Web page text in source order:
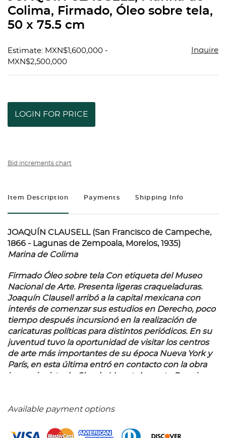
Colima, Firmado, Óleo sobre tela,
50 x 75.5 cm
Estimate: MXN$1,600,000 -
MXN$2,500,000
Inquire
LOGIN FOR PRICE
Bid increments chart
Item Description Payments Shipping Info
JOAQUÍN CLAUSELL (San Francisco de Campeche,
1866 - Lagunas de Zempoala, Morelos, 1935)
Marina de Colima
Firmado Óleo sobre tela Con etiqueta del Museo
Nacional de Arte. Presenta ligeras craqueladuras.
Joaquín Clausell arribó a la capital mexicana con
interés de comenzar sus estudios en Derecho, poco
tiempo después incursionó en la realización de
caricaturas políticas para distintos periódicos. En su
juventud tuvo la oportunidad de visitar los centros
de arte más importantes de su época Nueva York y
París, en esta última entró en contacto con la obra
impresionista de Claude Monet, Auguste Renoir y
trabajo de la luz. Su trabajo fue muy bien recibido
manera que la naturaleza se convirtió en su principal
Available payment options